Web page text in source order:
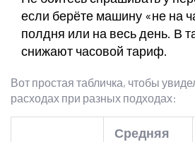
если берёте машину «не на
полдня или на весь день. В
снижают часовой тариф.
Вот простая табличка, чтобы
расходах при разных подходах:
Средняя